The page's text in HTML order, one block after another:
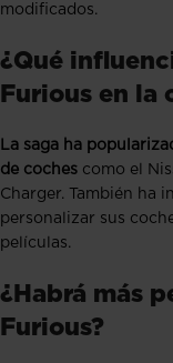
modificados.
¿Qué
Furious en la
La saga ha
de coches como el
Charger. También ha
personalizar sus
películas.
¿Habrá más
Furious?